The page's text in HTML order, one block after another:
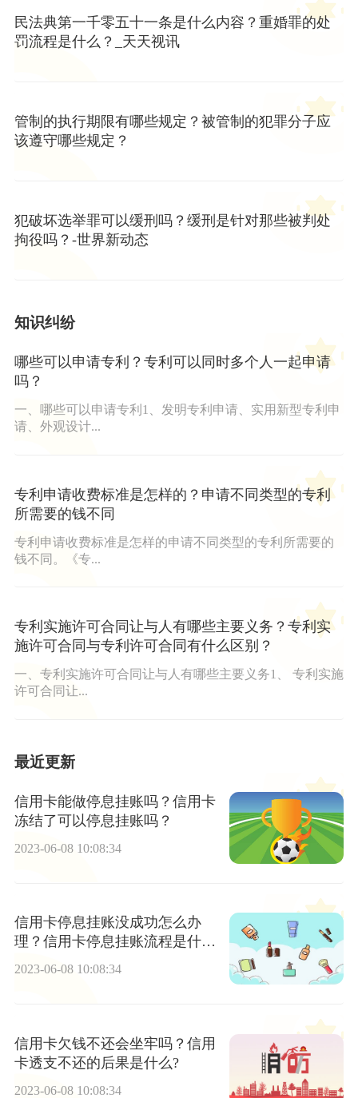
民法典第一千零五十一条是什么内容？重婚罪的处
罚流程是什么？_天天视讯
管制的执行期限有哪些规定？被管制的犯罪分子应
该遵守哪些规定？
犯破坏选举罪可以缓刑吗？缓刑是针对那些被判处
拘役吗？-世界新动态
知识纠纷
哪些可以申请专利？专利可以同时多个人一起申请
吗？
一、哪些可以申请专利1、发明专利申请、实用新型专利申
请、外观设计...
专利申请收费标准是怎样的？申请不同类型的专利
所需要的钱不同
专利申请收费标准是怎样的申请不同类型的专利所需要的
钱不同。《专...
专利实施许可合同让与人有哪些主要义务？专利实
施许可合同与专利许可合同有什么区别？
一、专利实施许可合同让与人有哪些主要义务1、 专利实施
许可合同让...
最近更新
信用卡能做停息挂账吗？信用卡
冻结了可以停息挂账吗？
2023-06-08 10:08:34
信用卡停息挂账没成功怎么办
理？信用卡停息挂账流程是什
么？ 世界快播
2023-06-08 10:08:34
信用卡欠钱不还会坐牢吗？信用
卡透支不还的后果是什么?
2023-06-08 10:08:34